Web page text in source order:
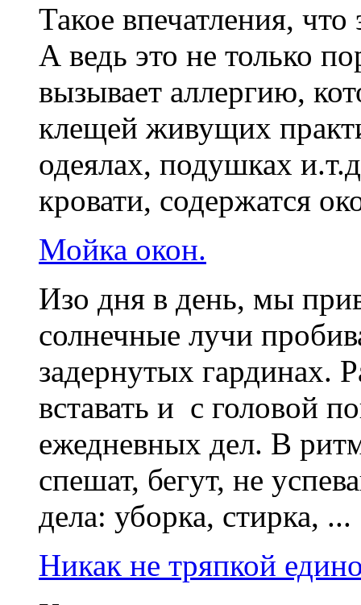
Такое впечатления,
А ведь это не только
вызывает аллергию,
клещей живущих
одеялах, подушках
кровати, содержатся
Мойка окон.
Изо дня в день, мы
солнечные лучи
задернутых гардинах.
вставать и с головой
ежедневных дел. В
спешат, бегут, не
дела: уборка, стирка, ...
Никак не тряпкой